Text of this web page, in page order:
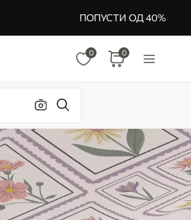
ПОПУСТИ ОД 40%
0 0